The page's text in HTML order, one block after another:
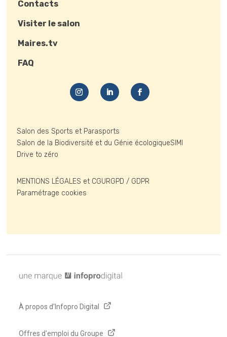
Contacts
Visiter le salon
Maires.tv
FAQ
Salon des Sports et Parasports
Salon de la Biodiversité et du Génie écologiqueSIMI
Drive to zéro
MENTIONS LÉGALES et CGURGPD / GDPR
Paramétrage cookies